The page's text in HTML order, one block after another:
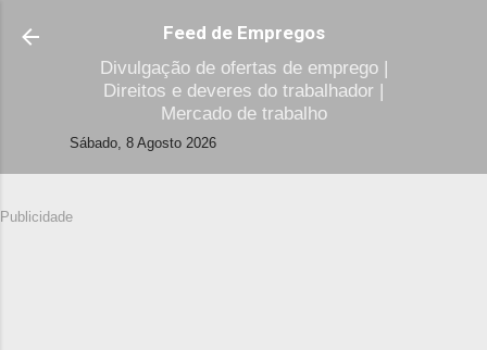
Avançar para o conteúdo principal
Feed de Empregos
Divulgação de ofertas de emprego |
Direitos e deveres do trabalhador |
Mercado de trabalho
Sábado, 8 Agosto 2026
Publicidade